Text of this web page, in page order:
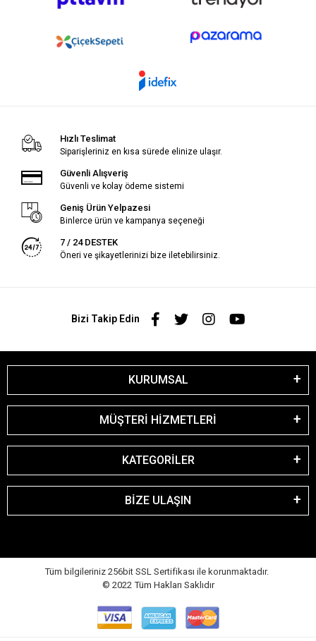
Hızlı Teslimat
Siparişleriniz en kısa sürede elinize ulaşır.
Güvenli Alışveriş
Güvenli ve kolay ödeme sistemi
Geniş Ürün Yelpazesi
Binlerce ürün ve kampanya seçeneği
7 / 24 DESTEK
Öneri ve şikayetlerinizi bize iletebilirsiniz.
Bizi Takip Edin
KURUMSAL
MÜŞTERİ HİZMETLERİ
KATEGORİLER
BİZE ULAŞIN
Tüm bilgileriniz 256bit SSL Sertifikası ile korunmaktadır.
© 2022 Tüm Hakları Saklıdır